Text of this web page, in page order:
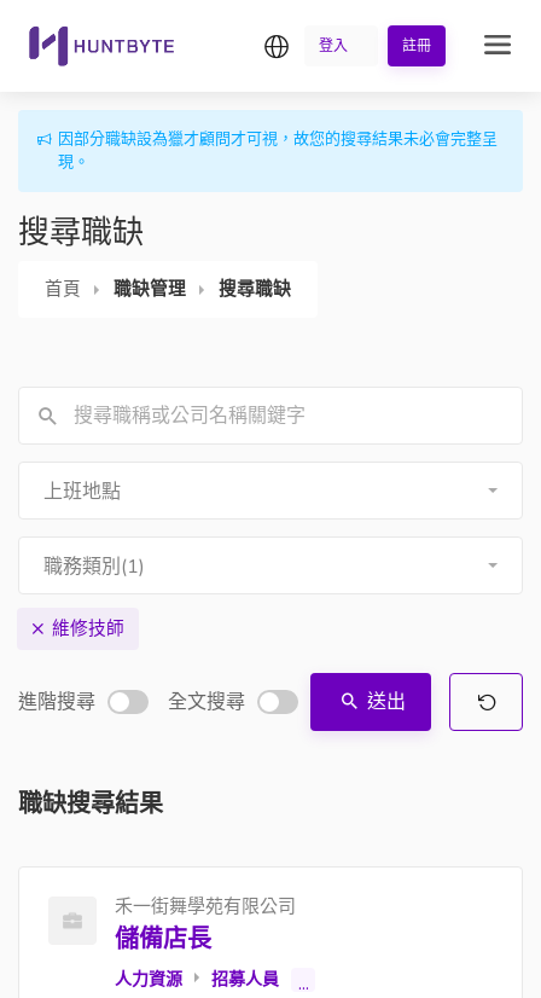
繁中登入 註冊
因部分職缺設為獵才顧問才可視，故您的搜尋結果未必會完整呈
現。
搜尋職缺
首頁 職缺管理 搜尋職缺
上班地點
職務類別(1)
維修技師
進階搜尋 全文搜尋 送出
職缺搜尋結果
禾一街舞學苑有限公司
儲備店長
人力資源 招募人員 ...